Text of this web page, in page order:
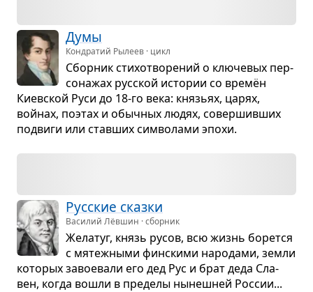
Думы
Кондратий Рылеев · цикл
Сбор­ник сти­хо­тво­ре­ний о клю­че­вых пер­
со­на­жах рус­ской исто­рии со времён
Киев­ской Руси до 18-го века: кня­зьях, царях,
войнах, поэтах и обыч­ных людях, совер­шив­ших
подвиги или став­ших сим­во­лами эпохи.
Рус­ские сказки
Василий Лёвшин · сборник
Жела­туг, князь русов, всю жизнь борется
с мятеж­ными фин­скими наро­дами, земли
кото­рых заво­е­вали его дед Рус и брат деда Сла­
вен, когда вошли в пре­делы нынеш­ней Рос­сии...